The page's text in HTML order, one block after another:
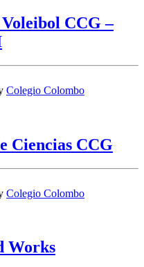
Voleibol CCG –
Colegio Colombo
Ciencias CCG
Colegio Colombo
Works